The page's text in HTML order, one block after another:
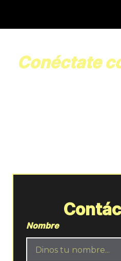
Conéctate
Nombre